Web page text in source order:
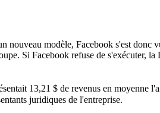
modèle, Facebook s'est
Si Facebook refuse de s'exécuter,
13,21 $ de revenus en moyenne
juridiques de l'entreprise.